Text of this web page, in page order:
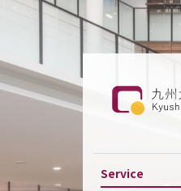
Service